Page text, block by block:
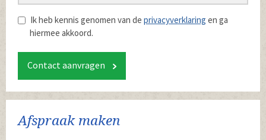
Ik heb kennis genomen van de privacyverklaring en ga
hiermee akkoord.
Contact aanvragen
Afspraak maken